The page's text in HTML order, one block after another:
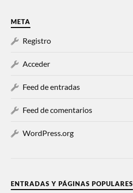
META
Registro
Acceder
Feed de entradas
Feed de comentarios
WordPress.org
ENTRADAS Y PÁGINAS POPULARES